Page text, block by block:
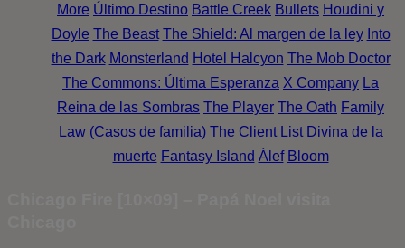
More Último Destino Battle Creek Bullets Houdini y
Doyle The Beast The Shield: Al margen de la ley Into
the Dark Monsterland Hotel Halcyon The Mob Doctor
The Commons: Última Esperanza X Company La
Reina de las Sombras The Player The Oath Family
Law (Casos de familia) The Client List Divina de la
muerte Fantasy Island Álef Bloom